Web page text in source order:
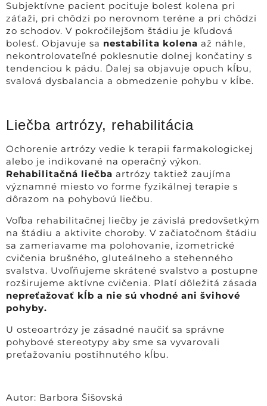
Subjektívne pacient pociťuje bolesť kolena pri
záťaži, pri chôdzi po nerovnom teréne a pri chôdzi
zo schodov. V pokročilejšom štádiu je kľudová
bolesť. Objavuje sa nestabilita kolena až náhle,
nekontrolovateľné poklesnutie dolnej končatiny s
tendenciou k pádu. Ďalej sa objavuje opuch kĺbu,
svalová dysbalancia a obmedzenie pohybu v kĺbe.
Liečba artrózy, rehabilitácia
Ochorenie artrózy vedie k terapii farmakologickej
alebo je indikované na operačný výkon.
Rehabilitačná liečba artrózy taktiež zaujíma
významné miesto vo forme fyzikálnej terapie s
dôrazom na pohybovú liečbu.
Voľba rehabilitačnej liečby je závislá predovšetkým
na štádiu a aktivite choroby. V začiatočnom štádiu
sa zameriavame ma polohovanie, izometrické
cvičenia brušného, gluteálneho a stehenného
svalstva. Uvoľňujeme skrátené svalstvo a postupne
rozširujeme aktívne cvičenia. Platí dôležitá zásada
nepreťažovať kĺb a nie sú vhodné ani švihové
pohyby.
U osteoartrózy je zásadné naučiť sa správne
pohybové stereotypy aby sme sa vyvarovali
preťažovaniu postihnutého kĺbu.
Autor: Barbora Šišovská